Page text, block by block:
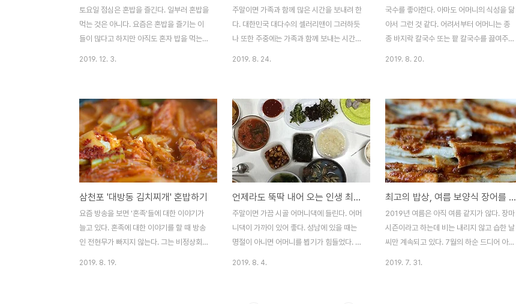
아내도 만족했고..
트 디카페인 커피믹스의 특징 ..
만끽할 수 있어 큰 인기를 끌었죠. 한국관광
협회중앙회에 따르면, 2023년 기준 전국 야
영장 수는 ..
토요일 점심은 혼밥을 즐긴다. 일부러 혼밥을
먹는 것은 아니다. 요즘은 혼밥을 즐기는 이
들이 많다고 하지만 아직도 혼자 밥을 먹는
좋아하고 혼자서 먹기에도 부담이 없기 때문
이다. 더군다나 때를 놓친 토요일 점심으로
국수는 안성맞춤이다. 나의 페이스북을 통해
토요일 혼자서 국수를 먹은 사진들이 많다.
그러나 가끔은 국수가 아닌 다른 것을 먹고
싶을 때가 있다. 국수도 좋아하지만 국밥 종
류도 좋아한다. 소고기국밥, 돼지국밥은 기본
이고 설렁탕, 도가니탕, 추어탕 등의 국밥도
좋아한다. 아이들도 아빠인 나의 식성을 닮아
서 국밥을 좋아한다. 다..
2019. 12. 3.
주말이면 가족과 함께 많은 시간을 보내려 한
다. 대한민국 대다수의 셀러리맨이 그러하듯
나 또한 주중에는 가족과 함께 보내는 시간이
함께 다니려 한다. 고맙게도 이런 나를 이해
하고 함께 다녀주고 있다. 어느 무더웠던 여
름 주말 둘째 아이와 초전공원으로 산책을 나
갔다. 아내는 큰 아이 이발을 시키고 합류한
다고 했다. 점심은 최근 자주 이용하는 우동
분(우리동네분식)에서 해결하기로 했다. 둘째
아이와 공원을 거닐다 먼저 우동분으로 향했
다. 혹 손님이 많을까 봐 미리 주문을 하려고
했다. 헐... 그런데 영업을 하지 않는다. 원래
주말에는 영업..
2019. 8. 24.
국수를 좋아한다. 아마도 어머니의 식성을 닮
아서 그런 것 같다. 어려서부터 어머니는 종
종 바지락 칼국수 또는 팥 칼국수를 끓여주었
다. 식민지 시대 일본에서 장사를 하다가 해
방 후 국내로 들어와서도 장사를 했던 외가는
부유했지만 아버지는 어렵게 자랐다고 했다.
어려서부터 쌀밥이 아닌 보리밥이나 밀가루
를 많이 먹어서 밀가루로 만든 음식을 싫어하
셨다. 때문에 어머니는 당신과 우리를 위해
국수를 준비하고도 아버지를 위해서 따로 밥
을 준비하곤 하셨다. 아버지로 인해서 국수를
자주 먹을 수 없었기 때문에 국수를 좋아했는
지 모른다. 아무튼 그 때문..
2019. 8. 20.
삼천포 '대방동 김치찌개' 혼밥하기
요즘 방송을 보면 '혼족'들에 대한 이야기가
늘고 있다. 혼족에 대한 이야기를 할 때 방송
인 전현무가 빠지지 않는다. 그는 비정상회
2019. 8. 19.
언제라도 뚝딱 내어 오는 인생 최고의 어머니표 시골밥상
주말이면 가끔 시골 어머니댁에 들린다. 어머
니댁이 가까이 있어 좋다. 성남에 있을 때는
명절이 아니면 어머니를 뵙기가 힘들었다. 벌
2019. 8. 4.
최고의 밥상, 여름 보양식 장어를 먹다
2019년 여름은 아직 여름 같지가 않다. 장마
시즌이라고 하는데 비는 내리지 않고 습한 날
씨만 계속되고 있다. 7월의 하순 드디어 아이
2019. 7. 31.